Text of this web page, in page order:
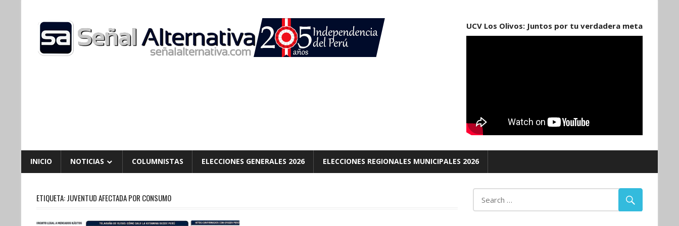
content
UCV Los Olivos: Juntos por tu verdadera meta
INICIO NOTICIAS COLUMNISTAS ELECCIONES GENERALES 2026 ELECCIONES REGIONALES MUNICIPALES 2026
ETIQUETA:JUVENTUD AFECTADA POR CONSUMO